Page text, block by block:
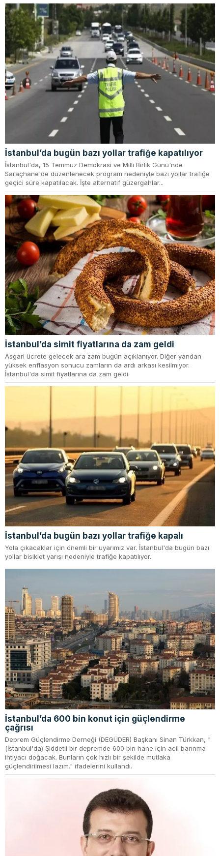
İstanbul’da bugün bazı yollar trafiğe kapatılıyor
İstanbul'da, 15 Temmuz Demokrasi ve Milli Birlik Günü'nde
Saraçhane'de düzenlenecek program nedeniyle bazı yollar trafiğe
geçici süre kapatılacak. İşte alternatif güzergahlar...
İstanbul’da simit fiyatlarına da zam geldi
Asgari ücrete gelecek ara zam bugün açıklanıyor. Diğer yandan
yüksek enflasyon sonucu zamların da ardı arkası kesilmiyor.
İstanbul'da simit fiyatlarına da zam geldi.
İstanbul’da bugün bazı yollar trafiğe kapalı
Yola çıkacaklar için önemli bir uyarımız var. İstanbul'da bugün bazı
yollar bisiklet yarışı nedeniyle trafiğe kapatılıyor.
İstanbul’da 600 bin konut için güçlendirme
çağrısı
Deprem Güçlendirme Derneği (DEGÜDER) Başkanı Sinan Türkkan, "
(İstanbul'da) Şiddetli bir depremde 600 bin hane için acil barınma
ihtiyacı doğacak. Bunların çok hızlı bir şekilde mutlaka
güçlendirilmesi lazım." ifadelerini kullandı.